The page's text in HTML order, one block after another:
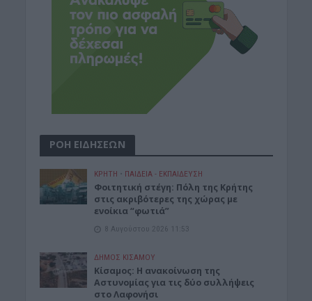
ΡΟΗ ΕΙΔΗΣΕΩΝ
ΚΡΗΤΗ • ΠΑΙΔΕΙΑ - ΕΚΠΑΙΔΕΥΣΗ
Φοιτητική στέγη: Πόλη της Κρήτης
στις ακριβότερες της χώρας με
ενοίκια “φωτιά”
8 Αυγούστου 2026 11:53
ΔΉΜΟΣ ΚΙΣΆΜΟΥ
Κίσαμος: Η ανακοίνωση της
Αστυνομίας για τις δύο συλλήψεις
στο Λαφονήσι